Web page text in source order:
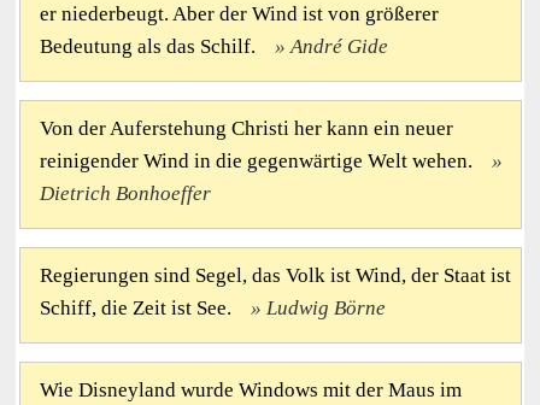
er niederbeugt. Aber der Wind ist von größerer
Bedeutung als das Schilf.
André Gide
Von der Auferstehung Christi her kann ein neuer
reinigender Wind in die gegenwärtige Welt wehen.
Dietrich Bonhoeffer
Regierungen sind Segel, das Volk ist Wind, der Staat ist
Schiff, die Zeit ist See.
Ludwig Börne
Wie Disneyland wurde Windows mit der Maus im